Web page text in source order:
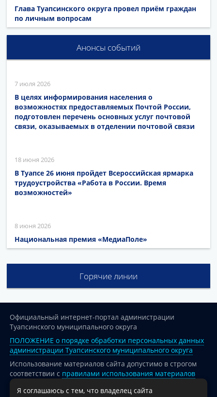
Глава Туапсинского округа провел приём граждан
по личным вопросам
Анонсы событий
7 июля 2026
В целях информирования населения о
возможностях предоставляемых Почтой России,
подготовлен перечень основных услуг почтовой
связи, оказываемых в отделении почтовой связи
18 июня 2026
В Туапсе 26 июня пройдет Всероссийская ярмарка
трудоустройства «Работа в России. Время
возможностей»
8 июня 2026
Национальная премия «МедиаПоле»
Горячие линии
Официальный интернет-портал администрации
Туапсинского муниципального округа
ПОЛОЖЕНИЕ о порядке обработки персональных данных
администрации Туапсинского муниципального округа
Использование материалов сайта допустимо в строгом
соответствии с правилами использования материалов
опубликованных на сайте
Я соглашаюсь с тем, что владелец сайта